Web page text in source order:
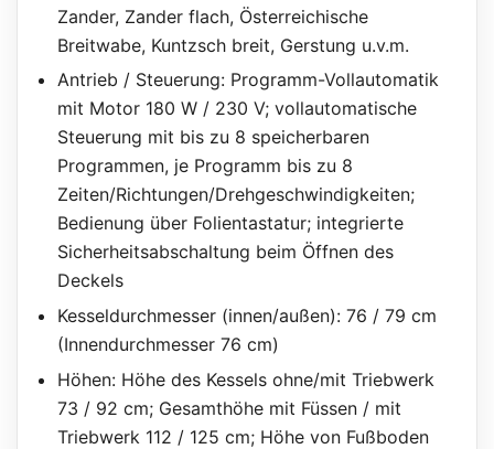
Zander, Zander flach, Österreichische
Breitwabe, Kuntzsch breit, Gerstung u.v.m.
Antrieb / Steuerung: Programm-Vollautomatik
mit Motor 180 W / 230 V; vollautomatische
Steuerung mit bis zu 8 speicherbaren
Programmen, je Programm bis zu 8
Zeiten/Richtungen/Drehgeschwindigkeiten;
Bedienung über Folientastatur; integrierte
Sicherheitsabschaltung beim Öffnen des
Deckels
Kesseldurchmesser (innen/außen): 76 / 79 cm
(Innendurchmesser 76 cm)
Höhen: Höhe des Kessels ohne/mit Triebwerk
73 / 92 cm; Gesamthöhe mit Füssen / mit
Triebwerk 112 / 125 cm; Höhe von Fußboden